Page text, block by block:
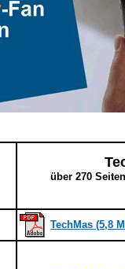
über 270
TechMas (5,8